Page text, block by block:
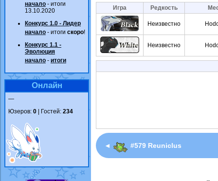
начало - итоги
13.10.2020
Конкурс 1.0 - Лидер
начало - итоги скоро!
Конкурс 1.1 -
Эволюция
начало - итоги
Онлайн
—
Юзеров: 0 | Гостей: 234
Игра Редкость
Неизвестно
Неизвестно
◄ #579 Reuniclus